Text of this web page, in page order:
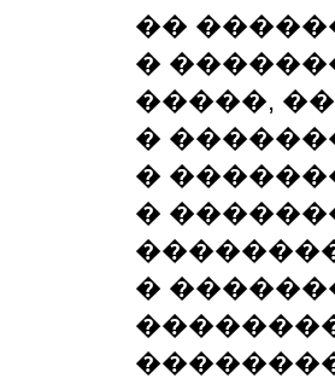
��
�
�����,
�
�
�
�